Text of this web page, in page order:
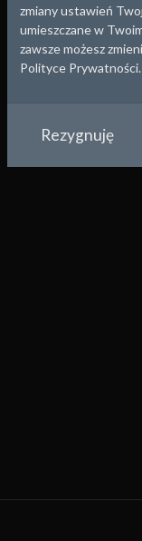
Wszystko
zmiany ustawień
umieszczane w
zawsze możesz
Polityce Prywatności.
Rezygnuję